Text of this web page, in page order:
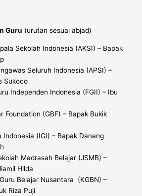
Guru (urutan sesuai abjad)
Sekolah Indonesia (AKSI) – Bapak
Seluruh Indonesia (APSI) –
Sukoco
Independen Indonesia (FGII) – Ibu
Foundation (GBF) – Bapak Bukik
Indonesia (IGI) – Bapak Danang
Madrasah Belajar (JSMB) –
Hilda
Belajar Nusantara (KGBN) –
Riza Puji